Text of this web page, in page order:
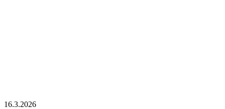
16.3.2026